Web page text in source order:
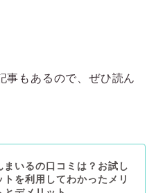
事もあるので、ぜひ読ん
まいるの口コミは？お試し
トを利用してわかったメリ